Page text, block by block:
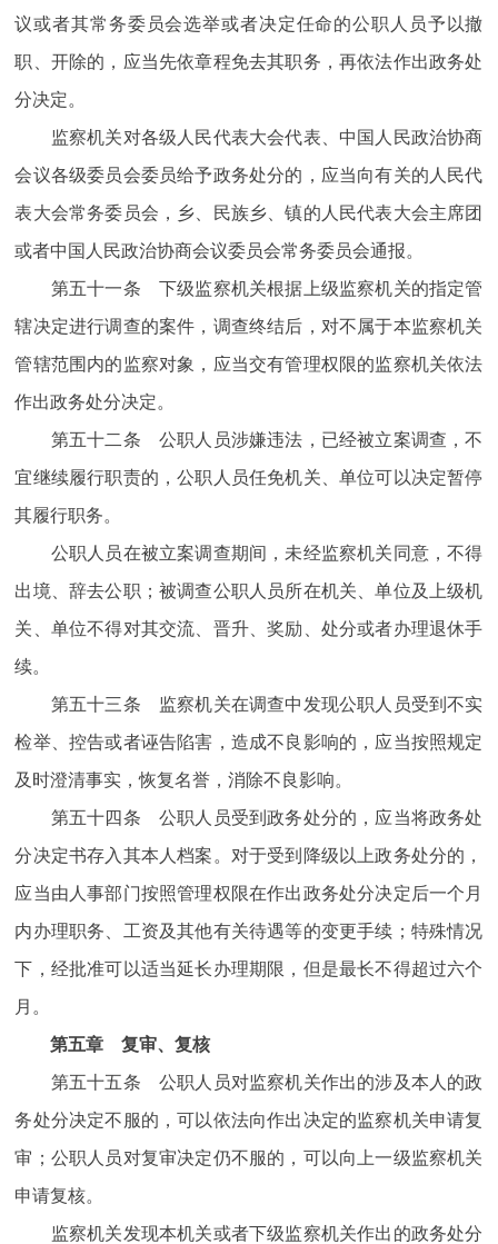
议或者其常务委员会选举或者决定任命的公职人员予以撤
职、开除的，应当先依章程免去其职务，再依法作出政务处
分决定。
监察机关对各级人民代表大会代表、中国人民政治协商
会议各级委员会委员给予政务处分的，应当向有关的人民代
表大会常务委员会，乡、民族乡、镇的人民代表大会主席团
或者中国人民政治协商会议委员会常务委员会通报。
第五十一条 下级监察机关根据上级监察机关的指定管
辖决定进行调查的案件，调查终结后，对不属于本监察机关
管辖范围内的监察对象，应当交有管理权限的监察机关依法
作出政务处分决定。
第五十二条 公职人员涉嫌违法，已经被立案调查，不
宜继续履行职责的，公职人员任免机关、单位可以决定暂停
其履行职务。
公职人员在被立案调查期间，未经监察机关同意，不得
出境、辞去公职；被调查公职人员所在机关、单位及上级机
关、单位不得对其交流、晋升、奖励、处分或者办理退休手
续。
第五十三条 监察机关在调查中发现公职人员受到不实
检举、控告或者诬告陷害，造成不良影响的，应当按照规定
及时澄清事实，恢复名誉，消除不良影响。
第五十四条 公职人员受到政务处分的，应当将政务处
分决定书存入其本人档案。对于受到降级以上政务处分的，
应当由人事部门按照管理权限在作出政务处分决定后一个月
内办理职务、工资及其他有关待遇等的变更手续；特殊情况
下，经批准可以适当延长办理期限，但是最长不得超过六个
月。
第五章 复审、复核
第五十五条 公职人员对监察机关作出的涉及本人的政
务处分决定不服的，可以依法向作出决定的监察机关申请复
审；公职人员对复审决定仍不服的，可以向上一级监察机关
申请复核。
监察机关发现本机关或者下级监察机关作出的政务处分